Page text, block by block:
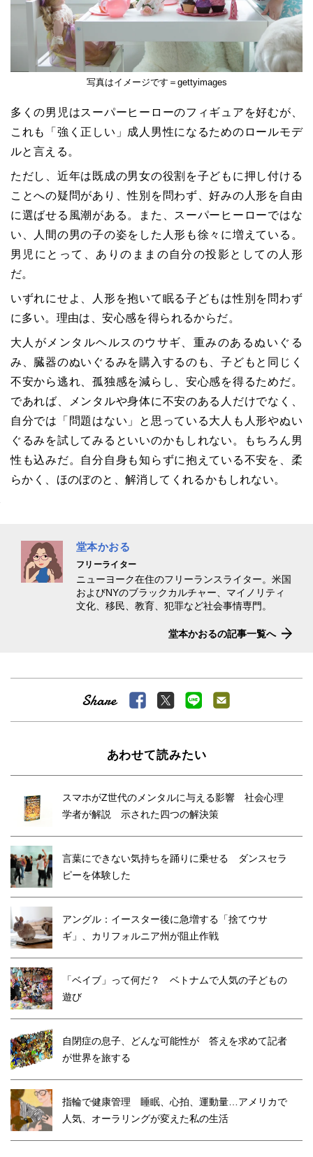
写真はイメージです＝gettyimages
多くの男児はスーパーヒーローのフィギュアを好むが、
これも「強く正しい」成人男性になるためのロールモデ
ルと言える。
ただし、近年は既成の男女の役割を子どもに押し付ける
ことへの疑問があり、性別を問わず、好みの人形を自由
に選ばせる風潮がある。また、スーパーヒーローではな
い、人間の男の子の姿をした人形も徐々に増えている。
男児にとって、ありのままの自分の投影としての人形
だ。
いずれにせよ、人形を抱いて眠る子どもは性別を問わず
に多い。理由は、安心感を得られるからだ。
大人がメンタルヘルスのウサギ、重みのあるぬいぐる
み、臓器のぬいぐるみを購入するのも、子どもと同じく
不安から逃れ、孤独感を減らし、安心感を得るためだ。
であれば、メンタルや身体に不安のある人だけでなく、
自分では「問題はない」と思っている大人も人形やぬい
ぐるみを試してみるといいのかもしれない。もちろん男
性も込みだ。自分自身も知らずに抱えている不安を、柔
らかく、ほのぼのと、解消してくれるかもしれない。
堂本かおる
フリーライター
ニューヨーク在住のフリーランスライター。米国
およびNYのブラックカルチャー、マイノリティ
文化、移民、教育、犯罪など社会事情専門。
堂本かおるの記事一覧へ
あわせて読みたい
スマホがZ世代のメンタルに与える影響 社会心理
学者が解説 示された四つの解決策
言葉にできない気持ちを踊りに乗せる ダンスセラ
ピーを体験した
アングル：イースター後に急増する「捨てウサ
ギ」、カリフォルニア州が阻止作戦
「ベイブ」って何だ？ ベトナムで人気の子どもの
遊び
自閉症の息子、どんな可能性が 答えを求めて記者
が世界を旅する
指輪で健康管理 睡眠、心拍、運動量…アメリカで
人気、オーラリングが変えた私の生活